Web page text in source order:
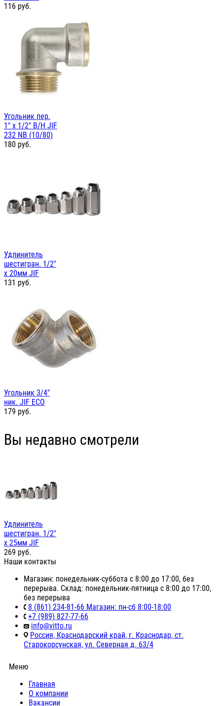
116 руб.
Угольник пер.
1" х 1/2" В/Н JIF
232 NB (10/80)
180 руб.
Удлинитель
шестигран. 1/2"
х 20мм JIF
131 руб.
Угольник 3/4"
ник. JIF ЕСО
179 руб.
Вы недавно смотрели
Удлинитель
шестигран. 1/2"
х 25мм JIF
269 руб.
Наши контакты
Магазин: понедельник-суббота с 8:00 до 17:00, без
перерыва. Склад: понедельник-пятница с 8:00 до 17:00,
без перерыва
8 (861) 234-81-66 Магазин: пн-сб 8:00-18:00
+7 (989) 827-77-66
info@vitto.ru
Россия, Краснодарский край, г. Краснодар, ст.
Старокорсунская, ул. Северная д. 63/4
Меню
Главная
О компании
Вакансии